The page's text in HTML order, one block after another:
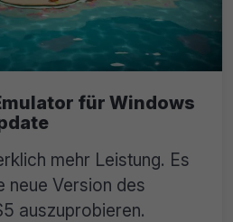
für Windows
mehr Leistung. Es
neue Version des
auszuprobieren.